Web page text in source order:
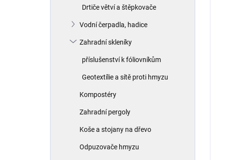
Drtiče větví a štěpkovače
Vodní čerpadla, hadice
Zahradní skleníky
příslušenství k fóliovníkům
Geotextílie a sítě proti hmyzu
Kompostéry
Zahradní pergoly
Koše a stojany na dřevo
Odpuzovače hmyzu